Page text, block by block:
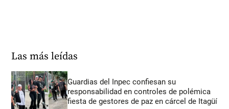
Las más leídas
Guardias del Inpec confiesan su
responsabilidad en controles de polémica
fiesta de gestores de paz en cárcel de Itagüí